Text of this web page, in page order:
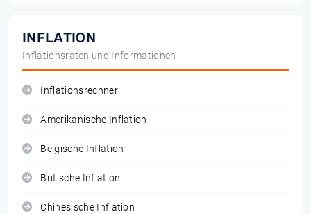
INFLATION
Inflationsraten und Informationen
Inflationsrechner
Amerikanische Inflation
Belgische Inflation
Britische Inflation
Chinesische Inflation